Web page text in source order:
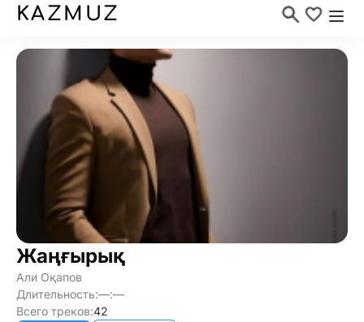
KAZMUZ
Жаңғырық
Али Оқапов
Длительность:—:—
Всего треков:42